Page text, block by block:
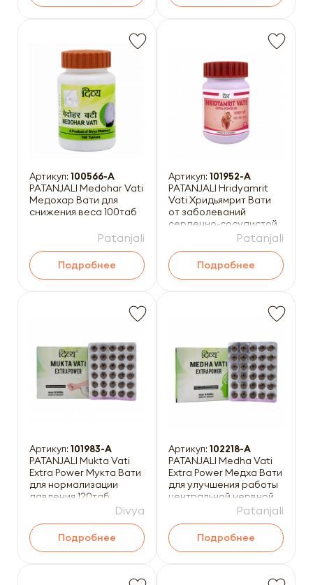
Артикул: 100566-A
PATANJALI Medohar Vati
Медохар Вати для
снижения веса 100таб
Patanjali
Подробнее
Артикул: 101952-A
PATANJALI Hridyamrit
Vati Хридьямрит Вати
от заболеваний
сердечно-сосудистой
системы 80табPatanjali
Подробнее
Артикул: 101983-A
PATANJALI Mukta Vati
Extra Power Мукта Вати
для нормализации
давления 120таб
Divya
Подробнее
Артикул: 102218-A
PATANJALI Medha Vati
Extra Power Медха Вати
для улучшения работы
центральной нервной
системы и головPatanjali
Подробнее